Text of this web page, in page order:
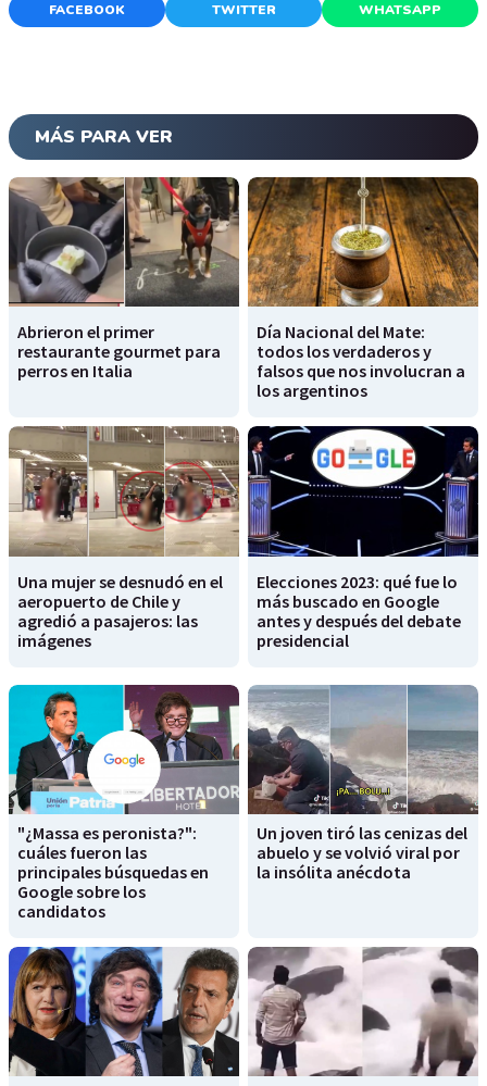
FACEBOOK TWITTER WHATSAPP
MÁS PARA VER
Abrieron el primer
restaurante gourmet para
perros en Italia
Día Nacional del Mate:
todos los verdaderos y
falsos que nos involucran a
los argentinos
Una mujer se desnudó en el
aeropuerto de Chile y
agredió a pasajeros: las
imágenes
Elecciones 2023: qué fue lo
más buscado en Google
antes y después del debate
presidencial
"¿Massa es peronista?":
cuáles fueron las
principales búsquedas en
Google sobre los
candidatos
Un joven tiró las cenizas del
abuelo y se volvió viral por
la insólita anécdota